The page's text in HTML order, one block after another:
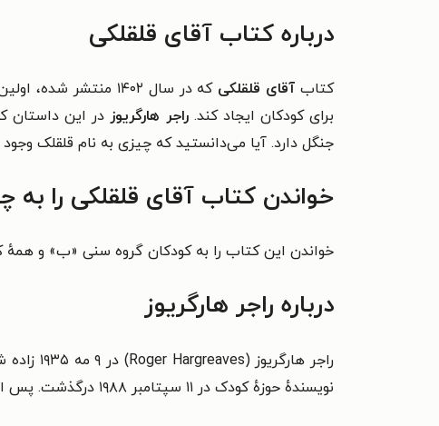
درباره کتاب آقای قلقلکی
کتاب آقای قلقلکی
که در سال ۱۴۰۲
برای کودکان ایجاد کند.راجر هارگریوز در این داستان
جنگل دارد. آیا می‌دانستید که چیزی به نام قلقلک وجود
خواندن کتاب آقای قلقلکی را
خواندن این کتاب را به کودکان گروه سنی «ب» و همهٔ
درباره راجر هارگریوز
نویسندهٔ حوزهٔ کودک در ۱۱ سپتامبر ۱۹۸۸ درگذشت. پس از درگذشت او پسرش، «آدام» این مجموعه داستان را ادامه داد.